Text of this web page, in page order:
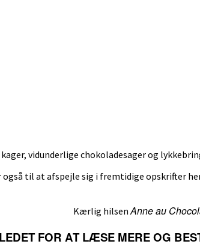
vidunderlige chokoladesager og
til at afspejle sig i fremtidige opskrifter
Kærlig hilsenAnne au
FOR AT LÆSE MERE OG